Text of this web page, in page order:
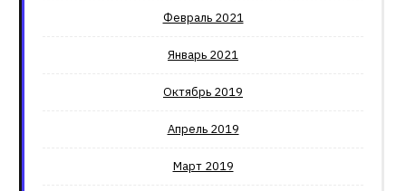
Февраль 2021
Январь 2021
Октябрь 2019
Апрель 2019
Март 2019